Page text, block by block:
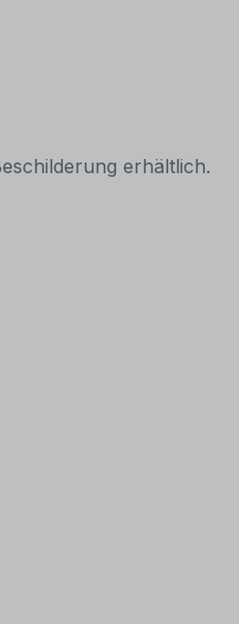
erhältlich.